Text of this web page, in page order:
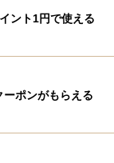
ント1円で使える
ポンがもらえる